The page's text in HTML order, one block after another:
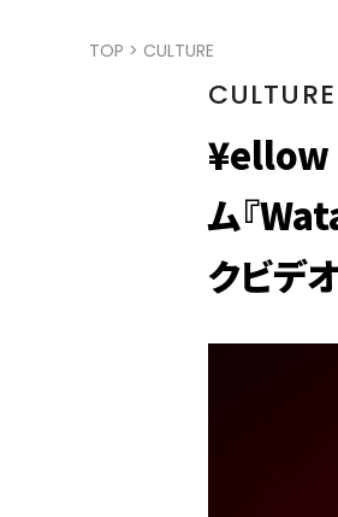
TOP > CULTURE
CULTURE
¥ellow
ム『
クビデ